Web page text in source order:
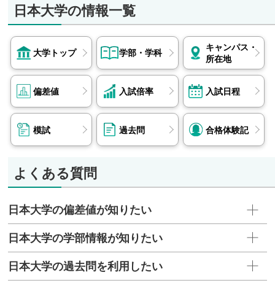
日本大学の情報一覧
大学トップ 学部・学科
キャンパス・
所在地
偏差値 入試倍率 入試日程
模試 過去問 合格体験記
よくある質問
日本大学の偏差値が知りたい
日本大学の学部情報が知りたい
日本大学の過去問を利用したい